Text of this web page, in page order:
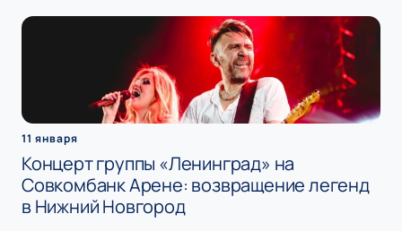
11 января
Концерт группы «Ленинград» на
Совкомбанк Арене: возвращение легенд
в Нижний Новгород